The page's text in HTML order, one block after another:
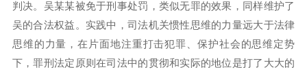
判决。吴某某被免于刑事处罚，类似无罪的效果，同样维护了
吴的合法权益。实践中，司法机关惯性思维的力量远大于法律
思维的力量，在片面地注重打击犯罪、保护社会的思维定势
下，罪刑法定原则在司法中的贯彻和实际的地位是打了大大的